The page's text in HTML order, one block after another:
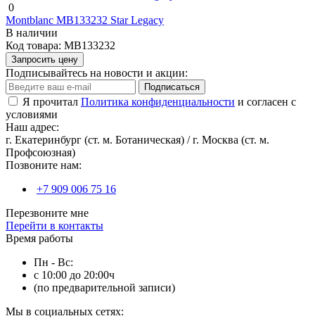
0
Montblanc MB133232 Star Legacy
В наличии
Код товара: MB133232
Запросить цену
Подписывайтесь на новости и акции:
Подписаться
Я прочитал Политика конфиденциальности и согласен с
условиями
Наш адрес:
г. Екатеринбург (ст. м. Ботаническая) / г. Москва (ст. м.
Профсоюзная)
Позвоните нам:
+7 909 006 75 16
Перезвоните мне
Перейти в контакты
Время работы
Пн - Вс:
с 10:00 до 20:00ч
(по предварительной записи)
Мы в социальных сетях: